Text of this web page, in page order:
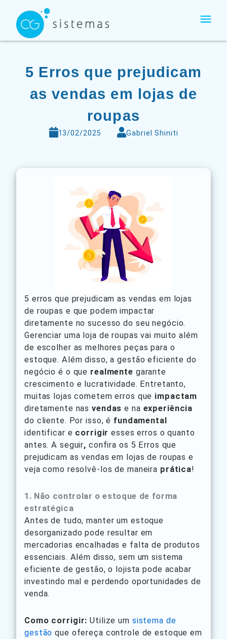
conteúdo
5 Erros que prejudicam
as vendas em lojas de
roupas
13/02/2025 Gabriel Shiniti
5 erros que prejudicam as vendas em lojas
de roupas e que podem impactar
diretamente no sucesso do seu negócio.
Gerenciar uma loja de roupas vai muito além
de escolher as melhores peças para o
estoque. Além disso, a gestão eficiente do
negócio é o que realmente garante
crescimento e lucratividade. Entretanto,
muitas lojas cometem erros que impactam
diretamente nasvendase na experiência
do cliente. Por isso, é fundamental
identificar e corrigiresses erros o quanto
antes. A seguir, confira os 5 Erros que
prejudicam as vendas em lojas de roupas e
veja como resolvê-los de maneira prática!
1. Não controlar o estoque de forma
estratégica
Antes de tudo, manter um estoque
desorganizado pode resultar em
mercadorias encalhadas e falta de produtos
essenciais. Além disso, sem um sistema
eficiente de gestão, o lojista pode acabar
investindo mal e perdendo oportunidades de
venda.
Como corrigir: Utilize um sistema de
gestão que ofereça controle de estoque em